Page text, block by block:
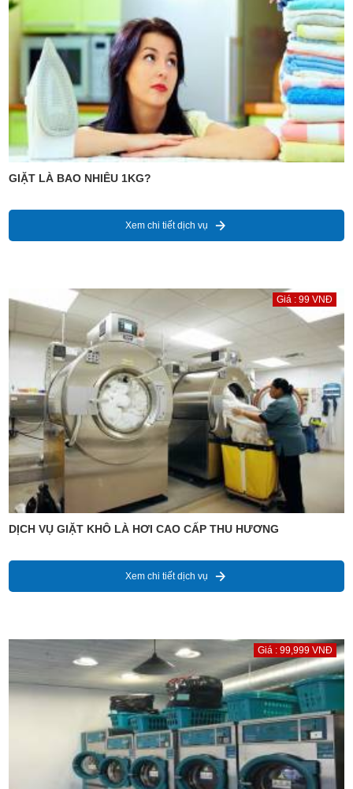
GIẶT LÀ BAO NHIÊU 1KG?
Xem chi tiết dịch vụ
Giá : 99 VNĐ
DỊCH VỤ GIẶT KHÔ LÀ HƠI CAO CẤP THU HƯƠNG
Xem chi tiết dịch vụ
Giá : 99,999 VNĐ